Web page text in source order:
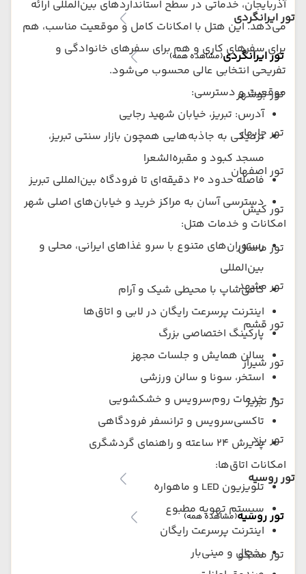
تور ایرانگردی
تور ایرانگردی(مشاهده همه)
تور بوشهر
تور چابهار
تور اصفهان
تور کیش
تور ماسال
تور مشهد
تور قشم
تور شیراز
تور تبریز
تور یزد
تور روسیه
تور روسیه(مشاهده همه)
تور مسکو
آذربایجان، خدماتی در سطح استانداردهای بین‌المللی ارائه
می‌دهد. این هتل با امکانات کامل و موقعیت مناسب، هم
برای سفرهای کاری و هم برای سفرهای خانوادگی و
تفریحی انتخابی عالی محسوب می‌شود.
موقعیت و دسترسی:
آدرس: تبریز، خیابان شهید رجایی
نزدیکی به جاذبه‌هایی همچون بازار سنتی تبریز،
مسجد کبود و مقبره‌الشعرا
فاصله حدود ۲۰ دقیقه‌ای تا فرودگاه بین‌المللی تبریز
دسترسی آسان به مراکز خرید و خیابان‌های اصلی شهر
امکانات و خدمات هتل:
رستوران‌های متنوع با سرو غذاهای ایرانی، محلی و
بین‌المللی
کافی‌شاپ با محیطی شیک و آرام
اینترنت پرسرعت رایگان در لابی و اتاق‌ها
پارکینگ اختصاصی بزرگ
سالن همایش و جلسات مجهز
استخر، سونا و سالن ورزشی
خدمات روم‌سرویس و خشکشویی
تاکسی‌سرویس و ترانسفر فرودگاهی
پذیرش ۲۴ ساعته و راهنمای گردشگری
امکانات اتاق‌ها:
تلویزیون LED و ماهواره
سیستم تهویه مطبوع
اینترنت پرسرعت رایگان
یخچال و مینی‌بار